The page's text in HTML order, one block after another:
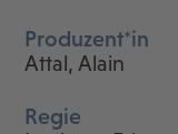
Produzent*in
Attal, Alain
Regie